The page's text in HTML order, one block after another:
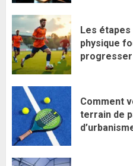
Les étapes
physique
Comment
terrain de